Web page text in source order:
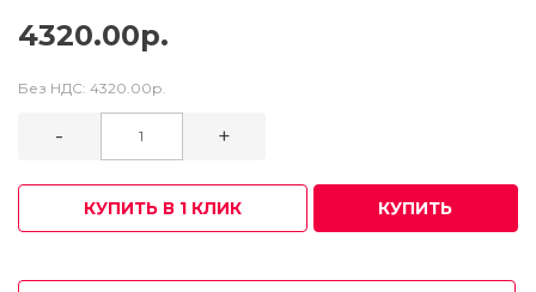
4320.00р.
Без НДС: 4320.00р.
- +
КУПИТЬ В 1 КЛИК КУПИТЬ